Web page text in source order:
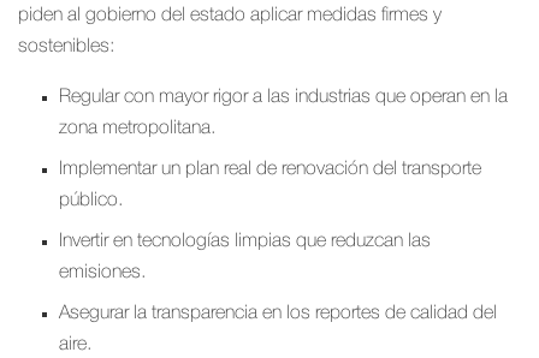
piden al gobierno del estado aplicar medidas firmes y
sostenibles:
Regular con mayor rigor a las industrias que operan en la
zona metropolitana.
Implementar un plan real de renovación del transporte
público.
Invertir en tecnologías limpias que reduzcan las
emisiones.
Asegurar la transparencia en los reportes de calidad del
aire.